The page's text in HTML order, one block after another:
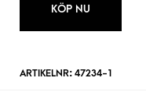
KÖP NU
ARTIKELNR: 47234-1